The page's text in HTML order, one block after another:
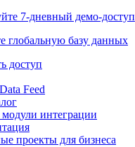
7-дневный демо-доступ
глобальную базу данных
доступ
Feed
интеграции
проекты для бизнеса